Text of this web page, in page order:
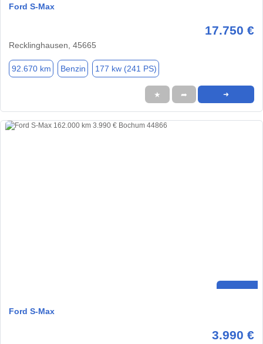
Ford S-Max
17.750 €
Recklinghausen, 45665
92.670 km Benzin 177 kw (241 PS)
★ ➦ ➜
Ford S-Max
3.990 €